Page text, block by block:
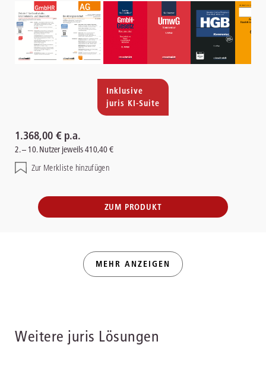
Inklusive
juris KI-Suite
1.368,00 € p.a.
2. – 10. Nutzer jeweils 410,40 €
Zur Merkliste hinzufügen
ZUM PRODUKT
MEHR ANZEIGEN
Weitere juris Lösungen